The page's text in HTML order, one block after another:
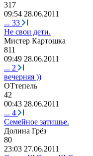
317
09:54 28.06.2011
... 33
Не свои дети.
Мистер Картошка
811
09:49 28.06.2011
... 2
вечерняя ))
ОТтепель
42
00:43 28.06.2011
... 4
Семейное затишье.
Долина Грёз
80
23:03 27.06.2011